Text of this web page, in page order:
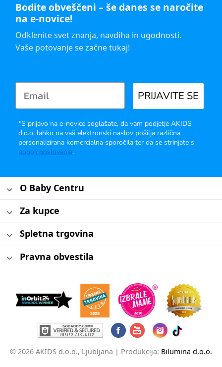
Bodite obveščeni – še danes se naročite
na e-novice!
Odklenite svet znanja, navdiha in ugodnosti.
Vaše potovanje se začne tukaj!
PRIJAVITE SE
*S prijavo na e-novice soglašate, da vam podjetje AKIDS
d.o.o. lahko na vaš elektronski naslov pošilja različna
personalizirana komercialna sporočila ter da se strinjate s
pogoji poslovanja.
O Baby Centru
Za kupce
Spletna trgovina
Pravna obvestila
© 2026 AKIDS d.o.o., Ljubljana | Produkcija: Bilumina d.o.o.